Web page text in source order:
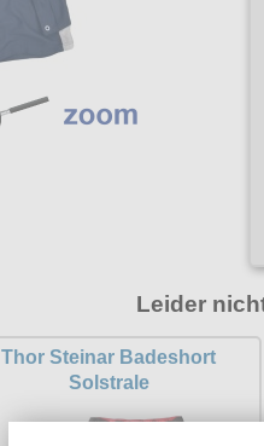
Leider
Thor Steinar Badeshort
Solstrale